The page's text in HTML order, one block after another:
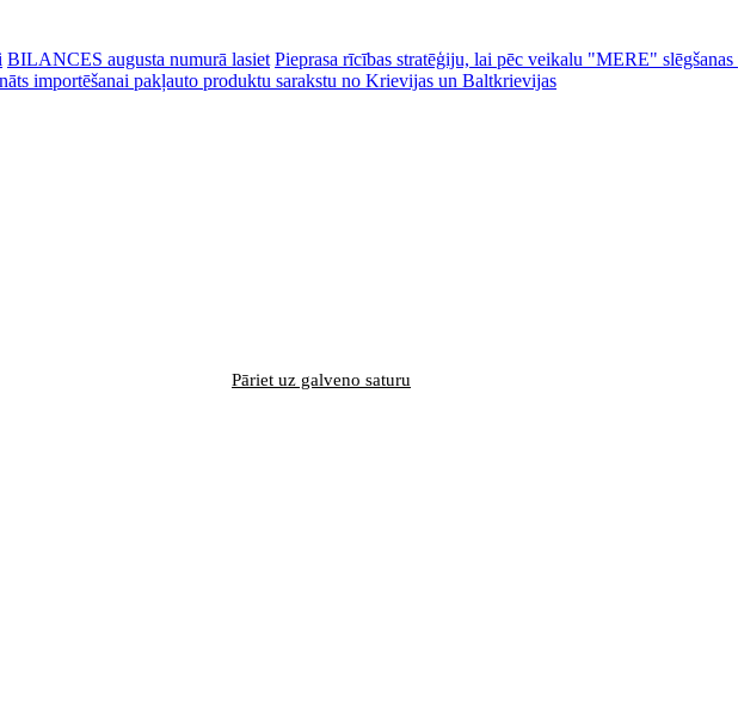
BILANCES augusta numurā lasiet Pieprasa rīcības stratēģiju, lai pēc veikalu "MERE"
importēšanai pakļauto produktu sarakstu no Krievijas un Baltkrievijas
Pāriet uz galveno saturu